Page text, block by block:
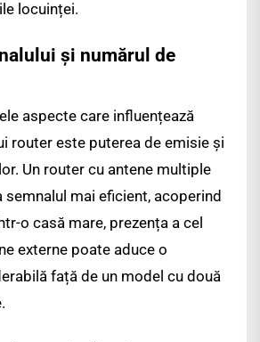
locuinței.
și numărul de
aspecte care influențează
router este puterea de emisie și
Un router cu antene multiple
mai eficient, acoperind
o casă mare, prezența a cel
externe poate aduce o
față de un model cu două